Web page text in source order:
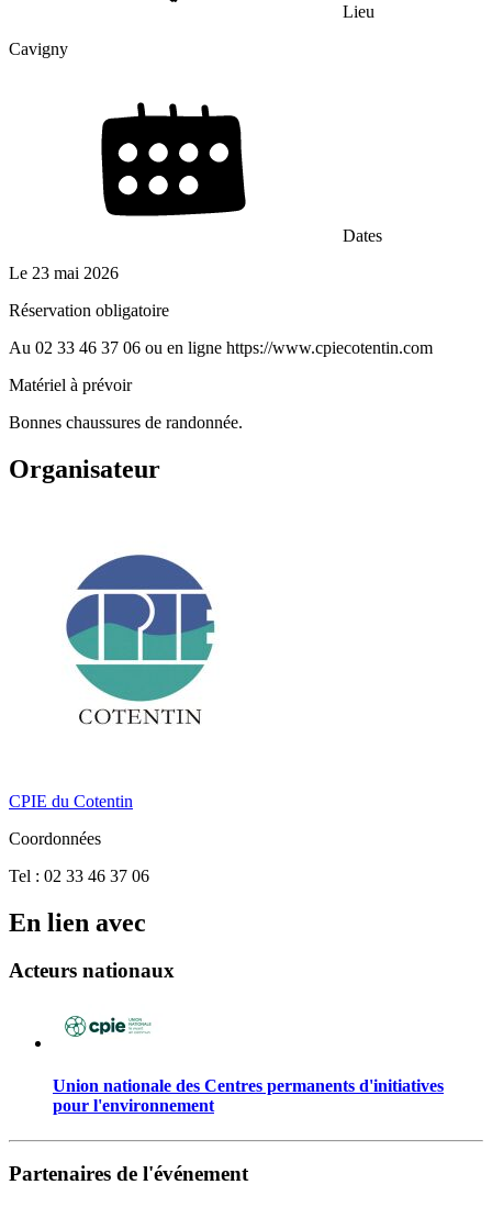
Lieu
Cavigny
Dates
Le 23 mai 2026
Réservation obligatoire
Au 02 33 46 37 06 ou en ligne https://www.cpiecotentin.com
Matériel à prévoir
Bonnes chaussures de randonnée.
Organisateur
CPIE du Cotentin
Coordonnées
Tel : 02 33 46 37 06
En lien avec
Acteurs nationaux
Union nationale des Centres permanents d'initiatives
pour l'environnement
Partenaires de l'événement